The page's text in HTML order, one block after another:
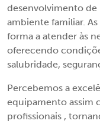
desenvolvimento de
ambiente familiar.
forma a atender às
oferecendo
salubridade,
Percebemos a
equipamento assim
profissionais ,